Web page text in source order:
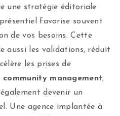
une stratégie éditoriale
favorise souvent
de vos besoins. Cette
aussi les validations, réduit
les prises de
community management,
devenir un
Une agence implantée à